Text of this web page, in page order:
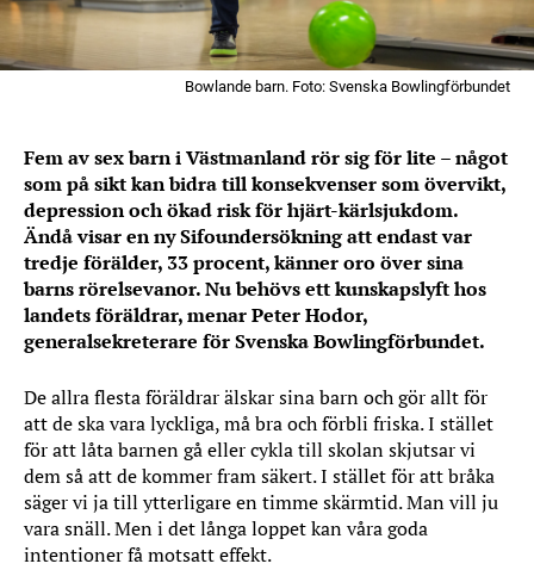
Bowlande barn. Foto: Svenska Bowlingförbundet
Fem av sex barn i Västmanland rör sig för lite – något
som på sikt kan bidra till konsekvenser som övervikt,
depression och ökad risk för hjärt-kärlsjukdom.
Ändå visar en ny Sifoundersökning att endast var
tredje förälder, 33 procent, känner oro över sina
barns rörelsevanor. Nu behövs ett kunskapslyft hos
landets föräldrar, menar Peter Hodor,
generalsekreterare för Svenska Bowlingförbundet.
De allra flesta föräldrar älskar sina barn och gör allt för
att de ska vara lyckliga, må bra och förbli friska. I stället
för att låta barnen gå eller cykla till skolan skjutsar vi
dem så att de kommer fram säkert. I stället för att bråka
säger vi ja till ytterligare en timme skärmtid. Man vill ju
vara snäll. Men i det långa loppet kan våra goda
intentioner få motsatt effekt.